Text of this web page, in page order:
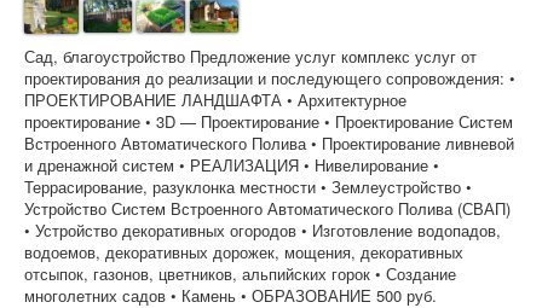
Сад, благоустройство Предложение услуг комплекс услуг от
проектирования до реализации и последующего сопровождения: •
ПРОЕКТИРОВАНИЕ ЛАНДШАФТА • Архитектурное
проектирование • 3D — Проектирование • Проектирование Систем
Встроенного Автоматического Полива • Проектирование ливневой
и дренажной систем • РЕАЛИЗАЦИЯ • Нивелирование •
Террасирование, разуклонка местности • Землеустройство •
Устройство Систем Встроенного Автоматического Полива (СВАП)
• Устройство декоративных огородов • Изготовление водопадов,
водоемов, декоративных дорожек, мощения, декоративных
отсыпок, газонов, цветников, альпийских горок • Создание
многолетних садов • Камень • ОБРАЗОВАНИЕ 500 руб.